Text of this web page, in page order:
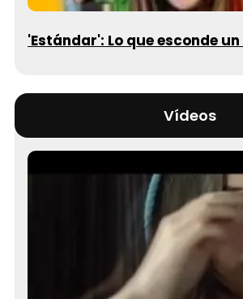
'Estándar': Lo que esconde
Vídeos